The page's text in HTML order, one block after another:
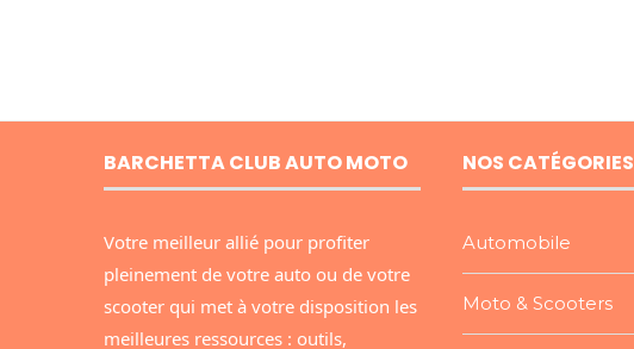
BARCHETTA CLUB AUTO MOTO
Votre meilleur allié pour profiter
pleinement de votre auto ou de votre
scooter qui met à votre disposition les
meilleures ressources : outils,
NOS CATÉGORIES
Automobile
Moto & Scooters